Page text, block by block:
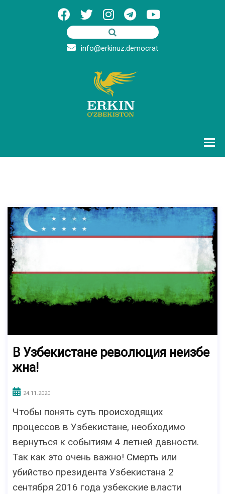
info@erkinuz.democrat
В Узбекистане революция неизбе
жна!
24.11.2020
Чтобы понять суть происходящих
процессов в Узбекистане, необходимо
вернуться к событиям 4 летней давности.
Так как это очень важно! Смерть или
убийство президента Узбекистана 2
сентября 2016 года узбекские власти